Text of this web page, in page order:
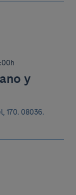
y
170. 08036.